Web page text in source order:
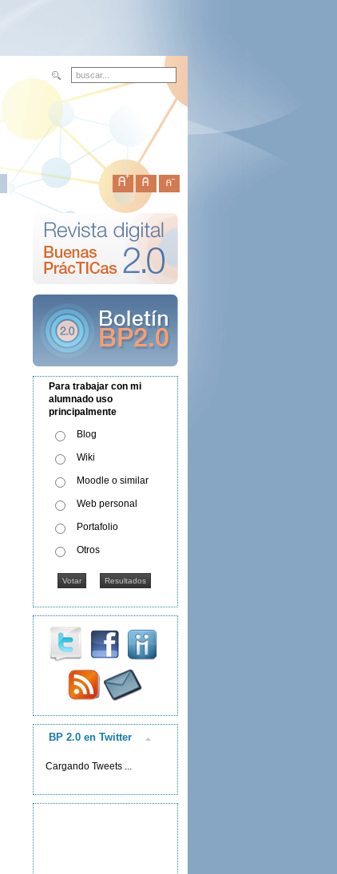
Para trabajar con mi
alumnado uso
principalmente
Blog
Wiki
Moodle o similar
Web personal
Portafolio
Otros
BP 2.0 en Twitter
Cargando Tweets ...